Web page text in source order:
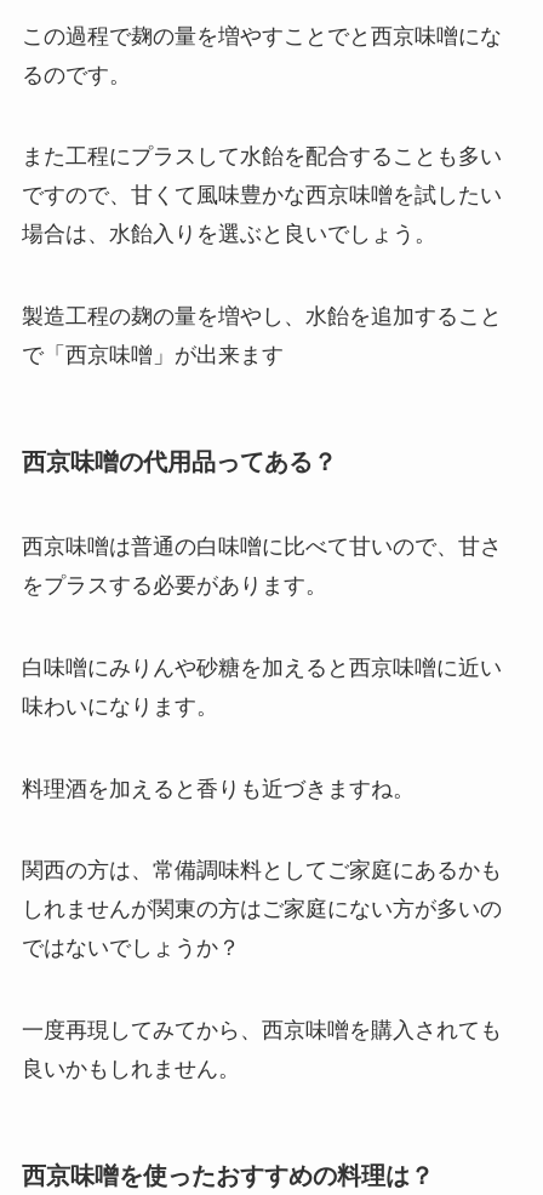
この過程で麹の量を増やすことでと西京味噌にな
るのです。
また工程にプラスして水飴を配合することも多い
ですので、甘くて風味豊かな西京味噌を試したい
場合は、水飴入りを選ぶと良いでしょう。
製造工程の麹の量を増やし、水飴を追加すること
で「西京味噌」が出来ます
西京味噌の代用品ってある？
西京味噌は普通の白味噌に比べて甘いので、甘さ
をプラスする必要があります。
白味噌にみりんや砂糖を加える と西京味噌に近い
味わいになります。
料理酒を加えると香りも近づきますね。
関西の方は、常備調味料としてご家庭にあるかも
しれませんが関東の方はご家庭にない方が多いの
ではないでしょうか？
一度再現してみてから、西京味噌を購入されても
良いかもしれません。
西京味噌を使ったおすすめの料理は？